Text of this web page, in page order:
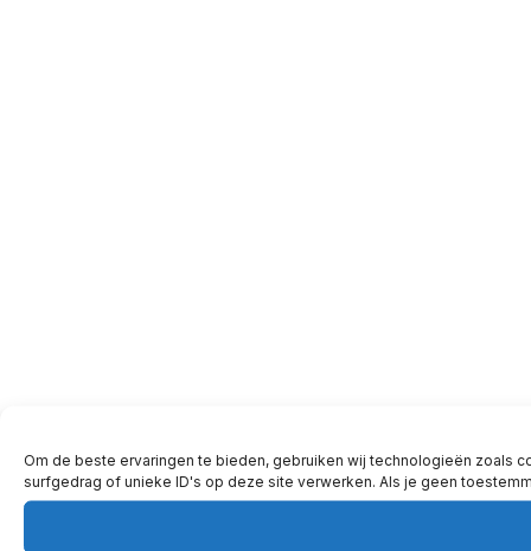
Om de beste ervaringen te bieden, gebruiken wij technologieën zoals
surfgedrag of unieke ID's op deze site verwerken. Als je geen